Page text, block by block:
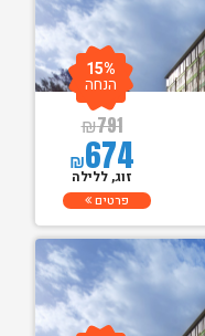
₪791
₪674
15%
הנחה
זוג, ללילה
פרטים